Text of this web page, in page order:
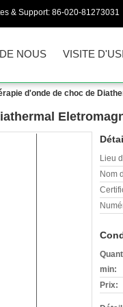
& Support: 86-020-81273031
NOUS VISITE
d'onde de choc de
Lieu
Nom
min:
Prix: